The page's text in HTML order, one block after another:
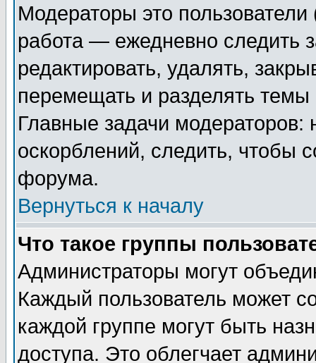
Модераторы это
работа — ежедневно следить
редактировать, удалять,
перемещать и разделять
Главные задачи
оскорблений, следить, чтобы
форума.
Вернуться к началу
Что такое группы
Администраторы могут
Каждый пользователь может
каждой группе могут быть
доступа. Это облегчает